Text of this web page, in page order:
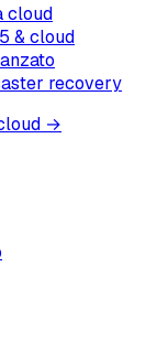
cloud
& cloud
recovery
→